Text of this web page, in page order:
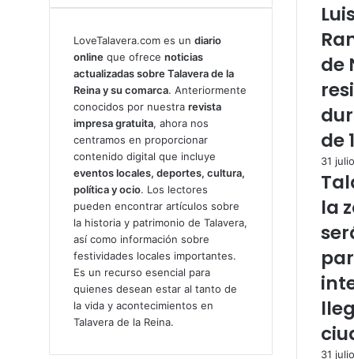
LoveTalavera.com es un diario
online que ofrece noticias
actualizadas sobre Talavera de la
Reina y su comarca. Anteriormente
conocidos por nuestra revista
impresa gratuita, ahora nos
centramos en proporcionar
contenido digital que incluye
eventos locales, deportes, cultura,
política y ocio. Los lectores
pueden encontrar artículos sobre
la historia y patrimonio de Talavera,
así como información sobre
festividades locales importantes.
Es un recurso esencial para
quienes desean estar al tanto de
la vida y acontecimientos en
Talavera de la Reina.
de
de
31
la
31